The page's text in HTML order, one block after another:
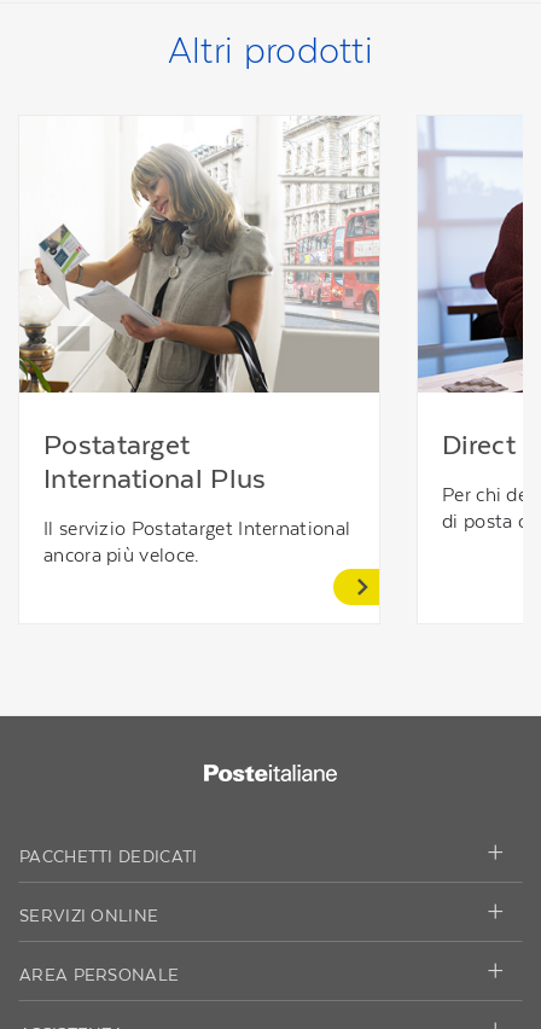
Altri prodotti
Postatarget
International Plus
Il servizio Postatarget International
ancora più veloce.
Direct
Per chi
di posta
PACCHETTI DEDICATI
SERVIZI ONLINE
AREA PERSONALE